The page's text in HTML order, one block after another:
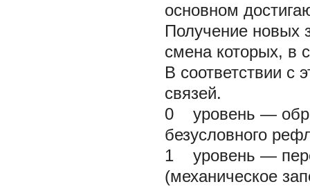
основном
Получение новых
смена которых, в
В соответствии с
связей.
0 уровень —
безусловного
1 уровень —
(механическое